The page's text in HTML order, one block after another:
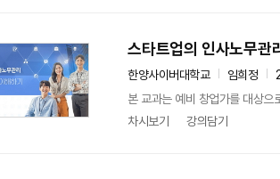
스타트업의 인사노무관
한양사이버대학교 임희정
본 교과는 예비 창업가를 대상으
차시보기
강의담기